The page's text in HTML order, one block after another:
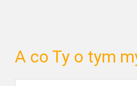
A co Ty o tym